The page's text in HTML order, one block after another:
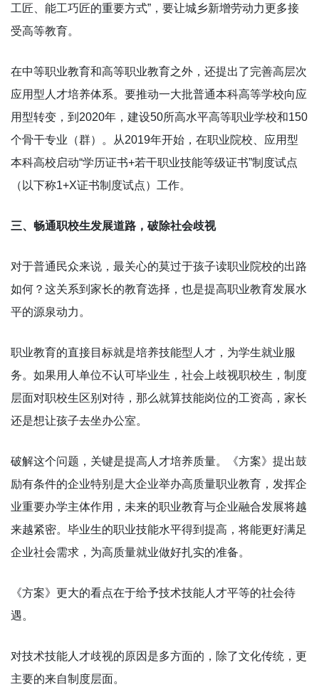
工匠、能工巧匠的重要方式”，要让城乡新增劳动力更多接
受高等教育。
在中等职业教育和高等职业教育之外，还提出了完善高层次
应用型人才培养体系。要推动一大批普通本科高等学校向应
用型转变，到2020年，建设50所高水平高等职业学校和150
个骨干专业（群）。从2019年开始，在职业院校、应用型
本科高校启动“学历证书+若干职业技能等级证书”制度试点
（以下称1+X证书制度试点）工作。
三、畅通职校生发展道路，破除社会歧视
对于普通民众来说，最关心的莫过于孩子读职业院校的出路
如何？这关系到家长的教育选择，也是提高职业教育发展水
平的源泉动力。
职业教育的直接目标就是培养技能型人才，为学生就业服
务。如果用人单位不认可毕业生，社会上歧视职校生，制度
层面对职校生区别对待，那么就算技能岗位的工资高，家长
还是想让孩子去坐办公室。
破解这个问题，关键是提高人才培养质量。《方案》提出鼓
励有条件的企业特别是大企业举办高质量职业教育，发挥企
业重要办学主体作用，未来的职业教育与企业融合发展将越
来越紧密。毕业生的职业技能水平得到提高，将能更好满足
企业社会需求，为高质量就业做好扎实的准备。
《方案》更大的看点在于给予技术技能人才平等的社会待
遇。
对技术技能人才歧视的原因是多方面的，除了文化传统，更
主要的来自制度层面。